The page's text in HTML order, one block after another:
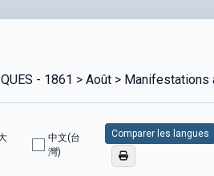
- 1861 > Août >
中文(台
灣)
Comparer les langues